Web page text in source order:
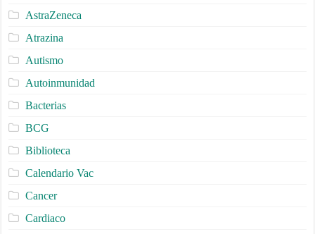
AstraZeneca
Atrazina
Autismo
Autoinmunidad
Bacterias
BCG
Biblioteca
Calendario Vac
Cancer
Cardiaco